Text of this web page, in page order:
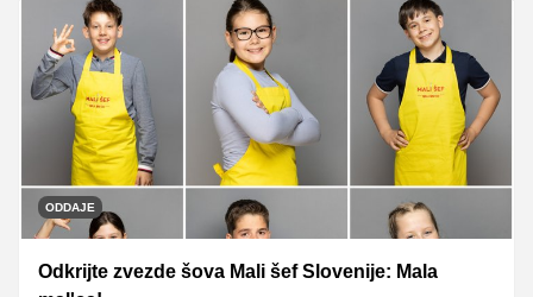
začetek dneva – preprosto, hitro in okusno.
ODDAJE
Odkrijte zvezde šova Mali šef Slovenije: Mala